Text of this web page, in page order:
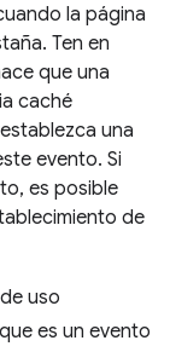
la página
Ten en
que una
caché
una
evento. Si
es posible
de
uso
es un evento